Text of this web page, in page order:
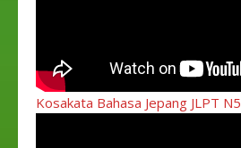
Kosakata Bahasa Jepang JLPT N5